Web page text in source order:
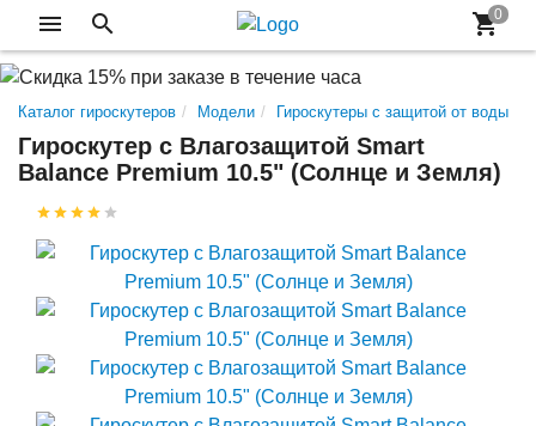
Каталог гироскутеров Модели Гироскутеры с защитой от воды
Гироскутер с Влагозащитой Smart
Balance Premium 10.5" (Солнце и Земля)